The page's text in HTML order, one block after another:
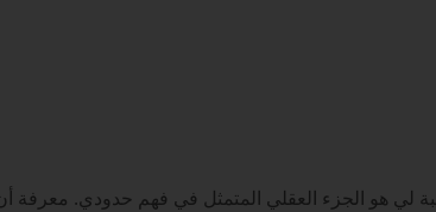
لي هو الجزء العقلي المتمثل في فهم حدودي.